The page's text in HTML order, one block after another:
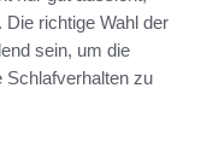
richtige Wahl der
sein, um die
Schlafverhalten zu